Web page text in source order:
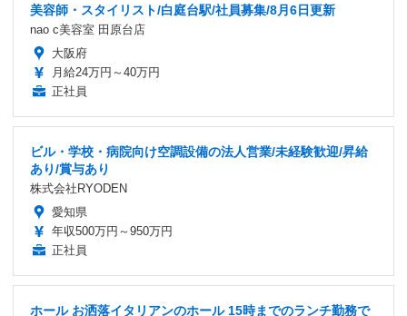
美容師・スタイリスト/白庭台駅/社員募集/8月6日更新
nao c美容室 田原台店
大阪府
月給24万円～40万円
正社員
ビル・学校・病院向け空調設備の法人営業/未経験歓迎/昇給
あり/賞与あり
株式会社RYODEN
愛知県
年収500万円～950万円
正社員
ホール お洒落イタリアンのホール 15時までのランチ勤務で